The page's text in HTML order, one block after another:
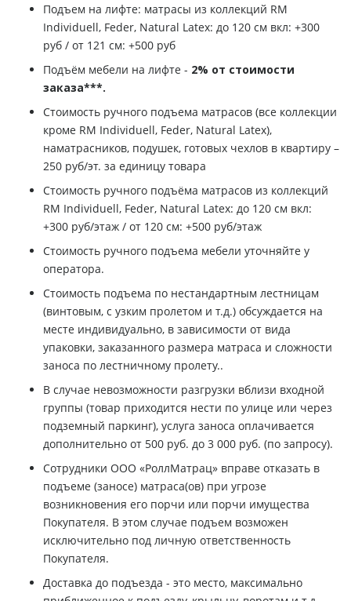
Подъем на лифте: матрасы из коллекций RM
Individuell, Feder, Natural Latex: до 120 см вкл: +300
руб / от 121 см: +500 руб
Подъём мебели на лифте - 2% от стоимости
заказа***.
Стоимость ручного подъема матрасов (все коллекции
кроме RM Individuell, Feder, Natural Latex),
наматрасников, подушек, готовых чехлов в квартиру –
250 руб/эт. за единицу товара
Стоимость ручного подъёма матрасов из коллекций
RM Individuell, Feder, Natural Latex: до 120 см вкл:
+300 руб/этаж / от 120 см: +500 руб/этаж
Стоимость ручного подъема мебели уточняйте у
оператора.
Стоимость подъема по нестандартным лестницам
(винтовым, с узким пролетом и т.д.) обсуждается на
месте индивидуально, в зависимости от вида
упаковки, заказанного размера матраса и сложности
заноса по лестничному пролету..
В случае невозможности разгрузки вблизи входной
группы (товар приходится нести по улице или через
подземный паркинг), услуга заноса оплачивается
дополнительно от 500 руб. до 3 000 руб. (по запросу).
Сотрудники ООО «РоллМатрац» вправе отказать в
подъеме (заносе) матраса(ов) при угрозе
возникновения его порчи или порчи имущества
Покупателя. В этом случае подъем возможен
исключительно под личную ответственность
Покупателя.
Доставка до подъезда - это место, максимально